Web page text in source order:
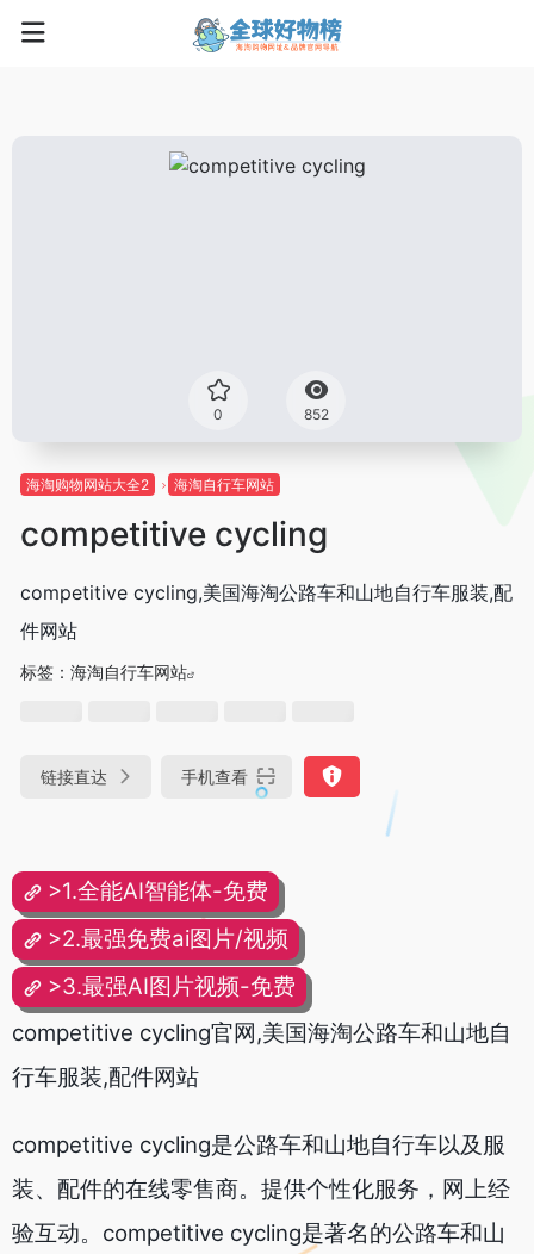
0 852
海淘购物网站大全2 海淘自行车网站
competitive cycling
competitive cycling,美国海淘公路车和山地自行车服装,配
件网站
标签： 海淘自行车网站
链接直达 手机查看
>1.全能AI智能体-免费
>2.最强免费ai图片/视频
>3.最强AI图片视频-免费
competitive cycling官网,美国海淘公路车和山地自
行车服装,配件网站
competitive cycling是公路车和山地自行车以及服
装、配件的在线零售商。提供个性化服务，网上经
验互动。competitive cycling是著名的公路车和山